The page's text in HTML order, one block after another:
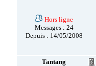
Hors ligne
Messages : 24
Depuis : 14/05/2008
Tantang